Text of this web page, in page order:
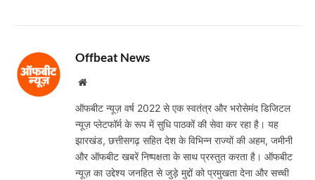
Offbeat News
Website
ऑफबीट न्यूज़ वर्ष 2022 से एक स्वतंत्र और भरोसेमंद डिजिटल
न्यूज़ प्लेटफॉर्म के रूप में सुधि पाठकों की सेवा कर रहा है। यह
झारखंड, छत्तीसगढ़ सहित देश के विभिन्न राज्यों की अहम, जमीनी
और ऑफबीट खबरें निष्पक्षता के साथ प्रस्तुत करता है। ऑफबीट
न्यूज़ का उद्देश्य जनहित से जुड़े मुद्दों को प्रमुखता देना और सच्ची